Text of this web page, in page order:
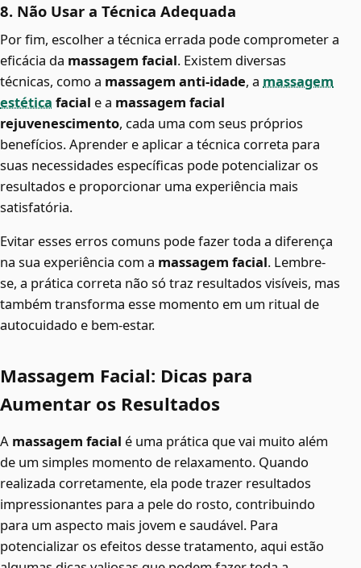
8. Não Usar a Técnica Adequada
Por fim, escolher a técnica errada pode comprometer a
eficácia da massagem facial. Existem diversas
técnicas, como a massagem anti-idade, a massagem
estética facial e a massagem facial
rejuvenescimento, cada uma com seus próprios
benefícios. Aprender e aplicar a técnica correta para
suas necessidades específicas pode potencializar os
resultados e proporcionar uma experiência mais
satisfatória.
Evitar esses erros comuns pode fazer toda a diferença
na sua experiência com a massagem facial. Lembre-
se, a prática correta não só traz resultados visíveis, mas
também transforma esse momento em um ritual de
autocuidado e bem-estar.
Massagem Facial: Dicas para
Aumentar os Resultados
A massagem facial é uma prática que vai muito além
de um simples momento de relaxamento. Quando
realizada corretamente, ela pode trazer resultados
impressionantes para a pele do rosto, contribuindo
para um aspecto mais jovem e saudável. Para
potencializar os efeitos desse tratamento, aqui estão